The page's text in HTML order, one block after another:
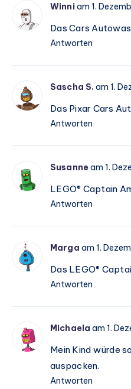
Winniam 1.
Das Cars
Antworten
Sascha S. am 1.
Das Pixar Cars
Antworten
Susanneam 1.
LEGO® Captain
Antworten
Marga am 1.
Das LEGO®
Antworten
Michaela am 1.
Mein Kind würde
auspacken.
Antworten